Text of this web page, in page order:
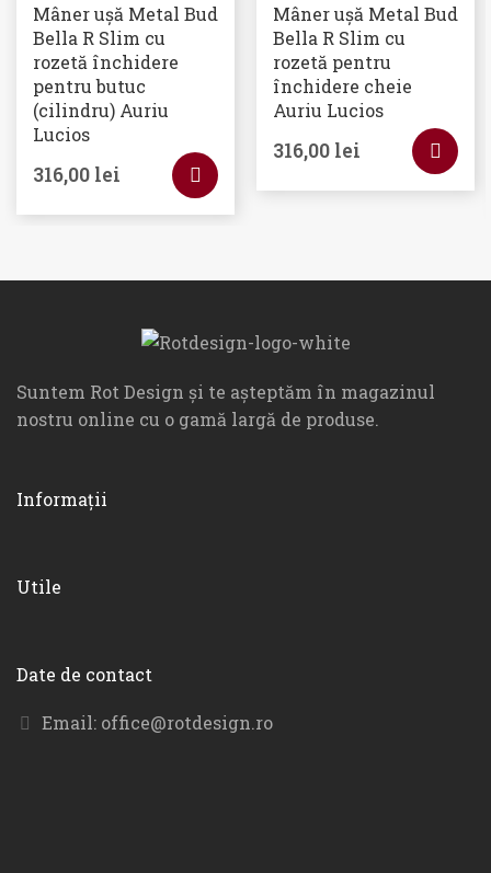
Mâner ușă Metal Bud
Bella R Slim cu
rozetă închidere
pentru butuc
(cilindru) Auriu
Lucios
316,00 lei
Mâner ușă Metal Bud
Bella R Slim cu
rozetă pentru
închidere cheie
Auriu Lucios
316,00 lei
Suntem Rot Design și te așteptăm în magazinul
nostru online cu o gamă largă de produse.
Informații
Utile
Date de contact
Email: office@rotdesign.ro